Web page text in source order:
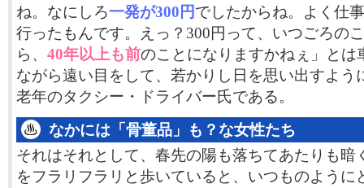
ね。なにしろ一発が300円でしたからね。よく仕
行ったもんです。えっ？300円って、いつごろの
ら、 40年以上も前のことになりますかねぇ」とは
ながら遠い目をして、若かりし日を思い出すよう
老年のタクシー・ドライバー氏である。
なかには「骨董品」も？な女性たち
それはそれとして、春先の陽も落ちてあたりも暗
をフラリフラリと歩いていると、いつものように